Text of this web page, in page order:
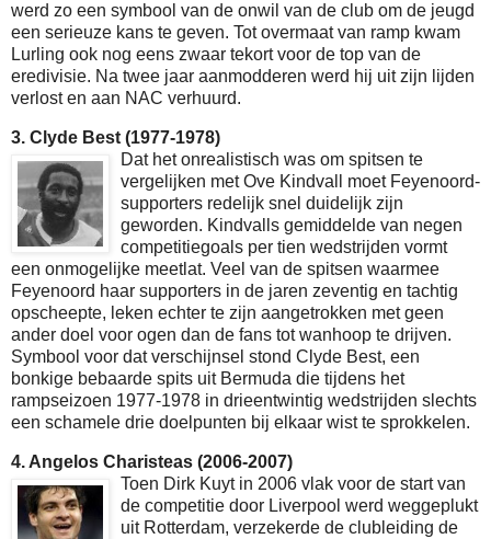
werd zo een symbool van de onwil van de club om de jeugd
een serieuze kans te geven. Tot overmaat van ramp kwam
Lurling ook nog eens zwaar tekort voor de top van de
eredivisie. Na twee jaar aanmodderen werd hij uit zijn lijden
verlost en aan NAC verhuurd.
3. Clyde Best (1977-1978)
Dat het onrealistisch was om spitsen te
vergelijken met Ove Kindvall moet Feyenoord-
supporters redelijk snel duidelijk zijn
geworden. Kindvalls gemiddelde van negen
competitiegoals per tien wedstrijden vormt
een onmogelijke meetlat. Veel van de spitsen waarmee
Feyenoord haar supporters in de jaren zeventig en tachtig
opscheepte, leken echter te zijn aangetrokken met geen
ander doel voor ogen dan de fans tot wanhoop te drijven.
Symbool voor dat verschijnsel stond Clyde Best, een
bonkige bebaarde spits uit Bermuda die tijdens het
rampseizoen 1977-1978 in drieentwintig wedstrijden slechts
een schamele drie doelpunten bij elkaar wist te sprokkelen.
4. Angelos Charisteas (2006-2007)
Toen Dirk Kuyt in 2006 vlak voor de start van
de competitie door Liverpool werd weggeplukt
uit Rotterdam, verzekerde de clubleiding de